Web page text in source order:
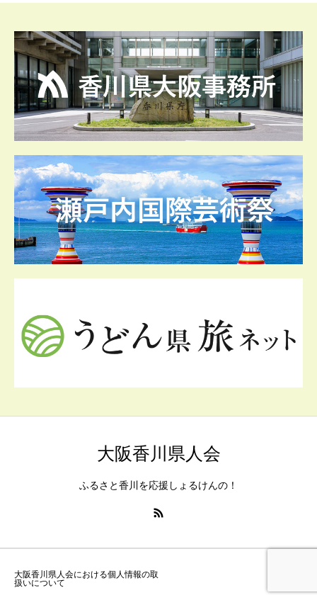
大阪香川県人会
ふるさと香川を応援しょるけんの！
大阪香川県人会における個人情報の取
扱いについて